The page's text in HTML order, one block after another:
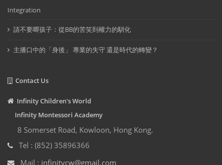
Integration
請不要唧孩子：從BB的苦笑到權力的馴化
主播口中的「身後」 專業的失守 還是時代的轉變？
Contact Us
Infinity Children's World
Infinity Montessori Academy
8 Somerset Road, Kowloon, Hong Kong.
Tel : (852) 35896366
Mail : infinitycw@gmail.com